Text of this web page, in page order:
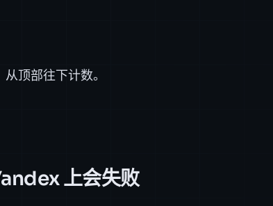
顶部往下计数。
上会失败